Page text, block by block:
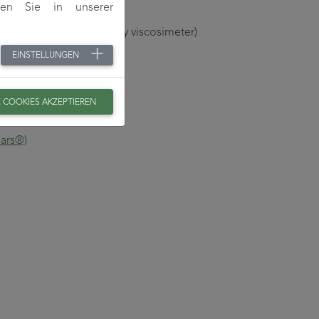
Schott AVS capillary viscosimeter)
Sie in unserer
EINSTELLUNGEN
COOKIES AKZEPTIEREN